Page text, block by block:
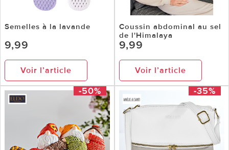
Semelles à la lavande
9,99
Voir l’article
Coussin abdominal au sel
de l'Himalaya
9,99
Voir l’article
-50% -35%